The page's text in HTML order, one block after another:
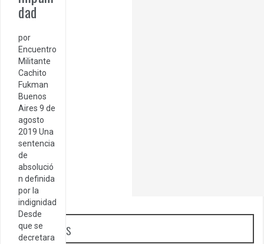
dad
por
Encuentro
Militante
Cachito
Fukman
Buenos
Aires 9 de
agosto
2019 Una
sentencia
de
absolució
n definida
por la
indignidad
Desde
que se
decretara
Categorías